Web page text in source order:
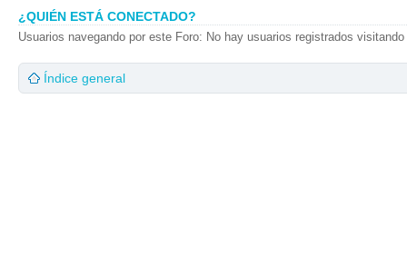
¿QUIÉN ESTÁ CONECTADO?
Usuarios navegando por este Foro: No hay usuarios registrados
Índice general